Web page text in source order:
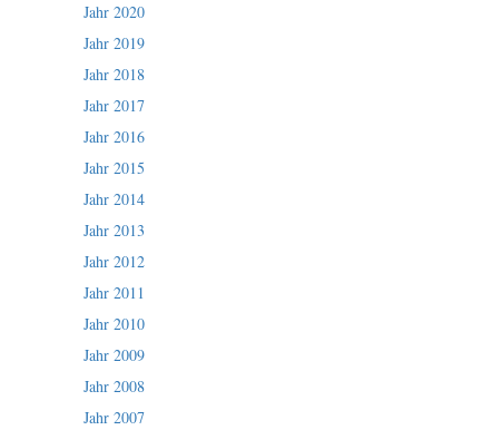
Jahr 2020
Jahr 2019
Jahr 2018
Jahr 2017
Jahr 2016
Jahr 2015
Jahr 2014
Jahr 2013
Jahr 2012
Jahr 2011
Jahr 2010
Jahr 2009
Jahr 2008
Jahr 2007